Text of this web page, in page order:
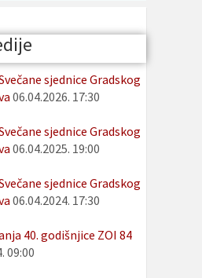
sjednice Gradskog
06.04.2026. 17:30
sjednice Gradskog
06.04.2025. 19:00
sjednice Gradskog
06.04.2024. 17:30
40. godišnjice ZOI 84
09:00